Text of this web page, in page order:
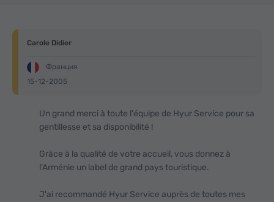
Carole Didier
Франция
15-12-2005
Un grand merci à toute l'équipe de Hyur Service pour sa
gentillesse et sa disponibilité !
Grâce à la qualité de votre accueil, vous donnez à
l'Arménie un label de grand pays touristique.
J'ai recommandé Hyur Service auprès de toutes mes